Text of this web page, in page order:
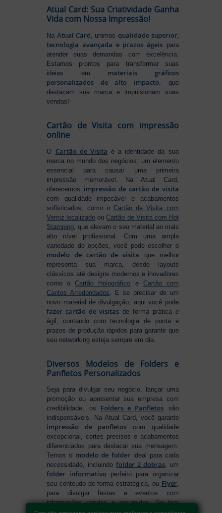
Atual Card: Sua Criatividade Ganha
Vida com Nossa Impressão!
Na Atual Card, unimos qualidade superior,
tecnologia avançada e prazos ágeispara
atender suas demandas com excelência.
Estamos prontos para transformar suas
ideias em materiais gráficos
personalizados de alto impacto, que
destacam sua marca e impulsionam suas
vendas!
Cartão de Visita com impressão
online
O Cartão de Visita é a identidade da sua
marca no mundo dos negócios, um elemento
essencial para causar uma primeira
impressão memorável. Na Atual Card,
oferecemos impressão de cartão de visita
com qualidade impecável e acabamentos
sofisticados, como o Cartão de Visita com
Verniz localizado ouCartão de Visita com Hot
Stamping , que elevam o seu material ao mais
alto nível profissional. Com uma ampla
variedade de opções, você pode escolher o
modelo de cartão de visita que melhor
representa sua marca, desde layouts
clássicos até designs modernos e inovadores
como oCartão Holográfico e Cartão com
Cantos Arredondados . E se precisar de um
novo material de divulgação, aqui você pode
fazer cartão de visitas de forma prática e
ágil, contando com tecnologia de ponta e
prazos de produção rápidos para garantir que
seu networking esteja sempre em dia.
Diversos Modelos de Folders e
Panfletos Personalizados
Seja para divulgar seu negócio, lançar uma
promoção ou apresentar sua empresa com
credibilidade, os Folders e Panfletos são
indispensáveis. Na Atual Card, você garante
impressão de panfletos com qualidade
excepcional, cortes precisos e acabamentos
diferenciados para destacar sua mensagem.
Temos o modelo de folder ideal para cada
necessidade, incluindofolder 2 dobras, um
folder informativo perfeito para organizar
seu conteúdo de forma estratégica, ou Flyer,
para divulgar festas e eventos com
informações rápidas e resumidas. Se tem